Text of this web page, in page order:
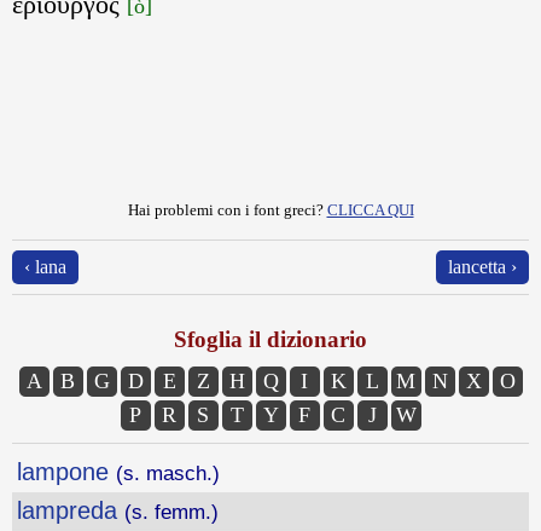
[ὁ]
Hai problemi con i font greci? CLICCA QUI
‹ lana lancetta ›
Sfoglia il dizionario
A B G D E Z H Q I K L M N X
O
P
R S T Y F C J W
lampone (s. masch.)
lampreda (s. femm.)